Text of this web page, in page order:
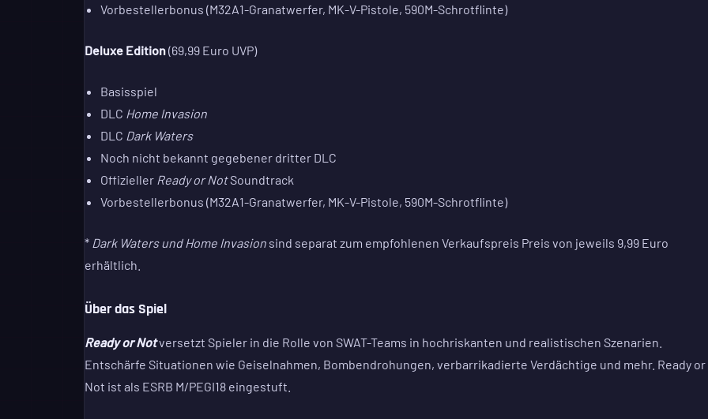
Vorbestellerbonus (M32A1-Granatwerfer, MK-V-Pistole, 590M-Schrotflinte)
Deluxe Edition(69,99 Euro UVP)
Basisspiel
DLC Home Invasion
DLC Dark Waters
Noch nicht bekannt gegebener dritter DLC
Offizieller Ready or NotSoundtrack
Vorbestellerbonus (M32A1-Granatwerfer, MK-V-Pistole, 590M-Schrotflinte)
* Dark Waters und Home Invasionsind separat zum empfohlenen Verkaufspreis Preis von jeweils 9,99 Euro
erhältlich.
Über das Spiel
Ready or Notversetzt Spieler in die Rolle von SWAT-Teams in hochriskanten und realistischen Szenarien.
Entschärfe Situationen wie Geiselnahmen, Bombendrohungen, verbarrikadierte Verdächtige und mehr. Ready or
Not ist als ESRB M/PEGI18 eingestuft.